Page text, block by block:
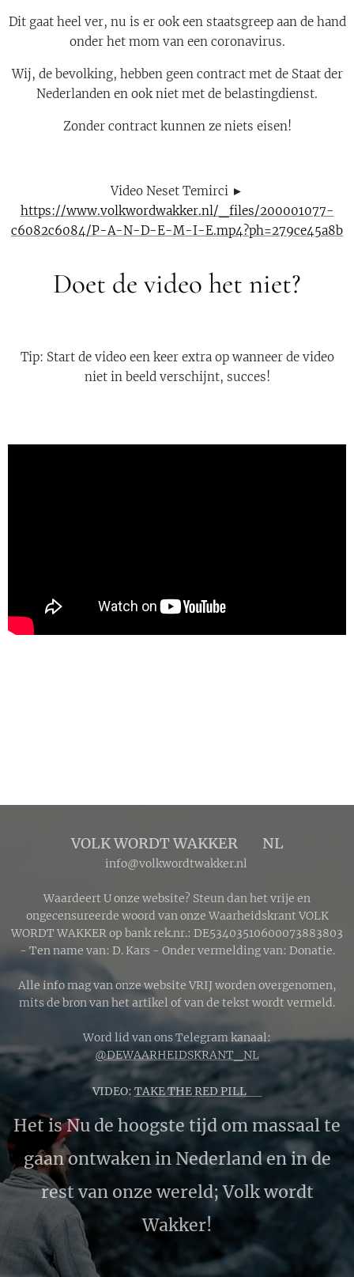
Dit gaat heel ver, nu is er ook een staatsgreep aan de hand
onder het mom van een coronavirus.
Wij, de bevolking, hebben geen contract met de Staat der
Nederlanden en ook niet met de belastingdienst.
Zonder contract kunnen ze niets eisen!
Video Neset Temirci ►
https://www.volkwordwakker.nl/_files/200001077-
c6082c6084/P-A-N-D-E-M-I-E.mp4?ph=279ce45a8b
Doet de video het niet?
Tip: Start de video een keer extra op wanneer de video
niet in beeld verschijnt, succes!
VOLK WORDT WAKKER 🔴 NL
info@volkwordtwakker.nl
Waardeert U onze website? Steun dan het vrije en
ongecensureerde woord van onze Waarheidskrant VOLK
WORDT WAKKER op bank rek.nr.: DE53403510600073883803
- Ten name van: D. Kars - Onder vermelding van: Donatie.
Alle info mag van onze website VRIJ worden overgenomen,
mits de bron van het artikel of van de tekst wordt vermeld.
Word lid van ons Telegram kanaal:
@DEWAARHEIDSKRANT_NL
VIDEO: TAKE THE RED PILL 🔴
Het is Nu de hoogste tijd om massaal te
gaan ontwaken in Nederland en in de
rest van onze wereld; Volk wordt
Wakker!